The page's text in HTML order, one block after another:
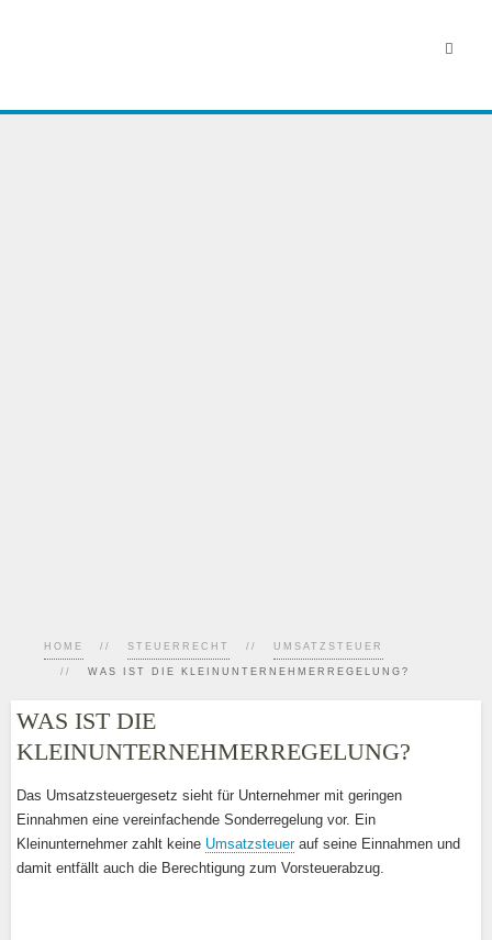
HOME STEUERRECHT UMSATZSTEUER
WAS IST DIE KLEINUNTERNEHMERREGELUNG?
WAS IST DIE
KLEINUNTERNEHMERREGELUNG?
Das Umsatzsteuergesetz sieht für Unternehmer mit geringen
Einnahmen eine vereinfachende Sonderregelung vor. Ein
Kleinunternehmer zahlt keine Umsatzsteuerauf seine Einnahmen und
damit entfällt auch die Berechtigung zum Vorsteuerabzug.